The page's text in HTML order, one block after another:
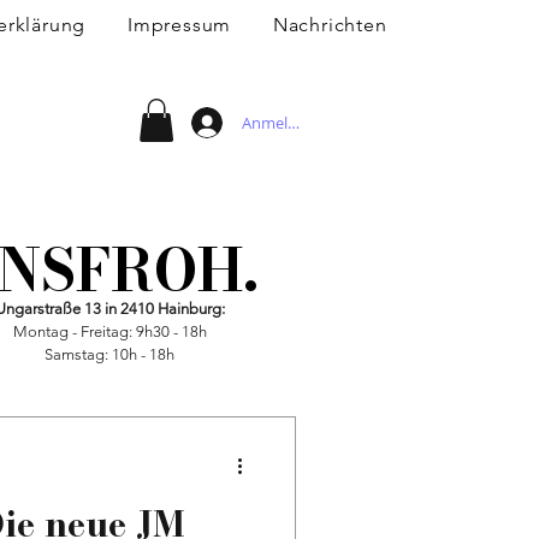
Impressum Nachrichten
Anmelden
13 in 2410 Hainburg:
Montag - Freitag: 9h30 - 18h
Samstag: 10h - 18h
neue JM